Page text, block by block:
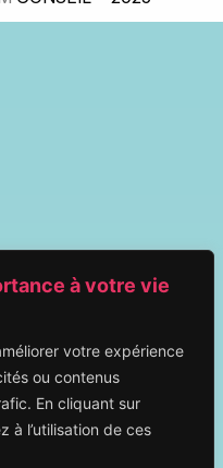
à votre vie
votre expérience
ou contenus
En cliquant sur
à l’utilisation de ces